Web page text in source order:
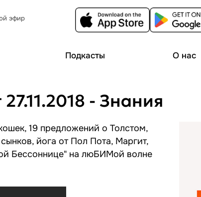
эфир
Подкасты О нас
- Знания
19 предложений о Толстом,
йога от Пол Пота, Маргит,
Бессоннице" на люБИМой волне